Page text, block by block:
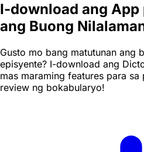
I-download ang
ang Buong
Gusto mo bang matutunan ang
episyente? I-download ang
mas maraming features para
review ng bokabularyo!